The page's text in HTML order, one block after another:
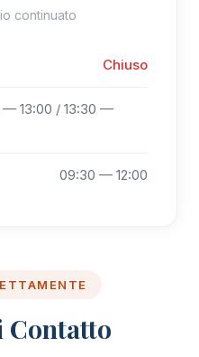
continuato
Chiuso
— 13:00 / 13:30 —
09:30 — 12:00
Contatto